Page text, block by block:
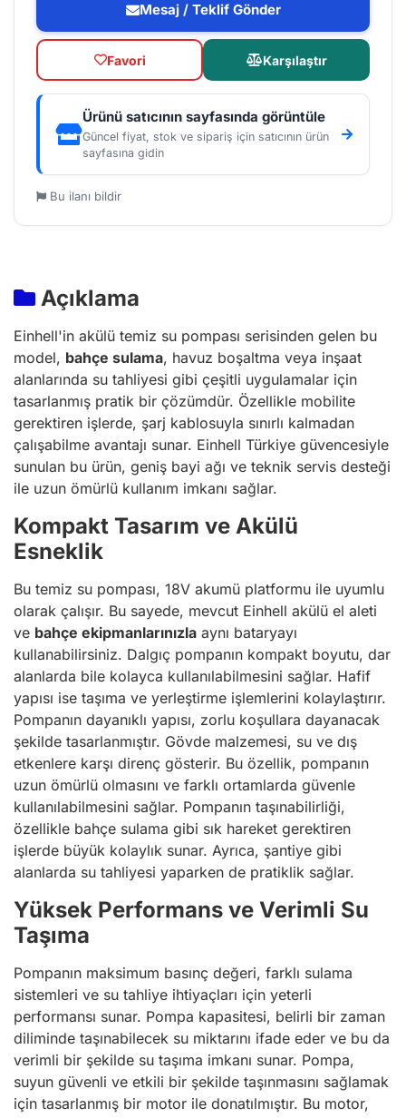
Mesaj / Teklif Gönder
Favori Karşılaştır
Ürünü satıcının sayfasında görüntüle
Güncel fiyat, stok ve sipariş için satıcının ürün
sayfasına gidin
Bu ilanı bildir
Açıklama
Einhell'in akülü temiz su pompası serisinden gelen bu
model, bahçe sulama, havuz boşaltma veya inşaat
alanlarında su tahliyesi gibi çeşitli uygulamalar için
tasarlanmış pratik bir çözümdür. Özellikle mobilite
gerektiren işlerde, şarj kablosuyla sınırlı kalmadan
çalışabilme avantajı sunar. Einhell Türkiye güvencesiyle
sunulan bu ürün, geniş bayi ağı ve teknik servis desteği
ile uzun ömürlü kullanım imkanı sağlar.
Kompakt Tasarım ve Akülü
Esneklik
Bu temiz su pompası, 18V akumü platformu ile uyumlu
olarak çalışır. Bu sayede, mevcut Einhell akülü el aleti
ve bahçe ekipmanlarınızla aynı bataryayı
kullanabilirsiniz. Dalgıç pompanın kompakt boyutu, dar
alanlarda bile kolayca kullanılabilmesini sağlar. Hafif
yapısı ise taşıma ve yerleştirme işlemlerini kolaylaştırır.
Pompanın dayanıklı yapısı, zorlu koşullara dayanacak
şekilde tasarlanmıştır. Gövde malzemesi, su ve dış
etkenlere karşı direnç gösterir. Bu özellik, pompanın
uzun ömürlü olmasını ve farklı ortamlarda güvenle
kullanılabilmesini sağlar. Pompanın taşınabilirliği,
özellikle bahçe sulama gibi sık hareket gerektiren
işlerde büyük kolaylık sunar. Ayrıca, şantiye gibi
alanlarda su tahliyesi yaparken de pratiklik sağlar.
Yüksek Performans ve Verimli Su
Taşıma
Pompanın maksimum basınç değeri, farklı sulama
sistemleri ve su tahliye ihtiyaçları için yeterli
performansı sunar. Pompa kapasitesi, belirli bir zaman
diliminde taşınabilecek su miktarını ifade eder ve bu da
verimli bir şekilde su taşıma imkanı sunar. Pompa,
suyun güvenli ve etkili bir şekilde taşınmasını sağlamak
için tasarlanmış bir motor ile donatılmıştır. Bu motor,